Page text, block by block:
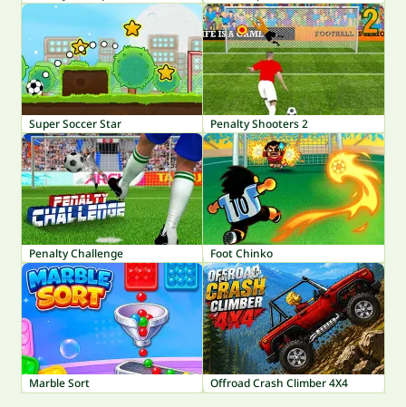
Super Soccer Star Penalty Shooters 2
Penalty Challenge Foot Chinko
Marble Sort Offroad Crash Climber 4X4